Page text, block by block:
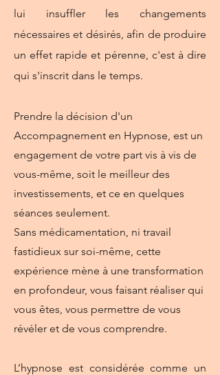
lui insufflerles changements
nécessaires et désirés, afin de produire
un effet rapide et pérenne, c'est à dire
qui s'inscrit dans le temps.
Prendre la décision d'un
Accompagnement en Hypnose, est un
engagement de votre part vis à vis de
vous-même, soit le meilleur des
investissements, et ce en quelques
séances seulement.
Sans médicamentation, ni travail
fastidieux sur soi-même, cette
expérience mène à une transformation
en profondeur, vous faisant réaliser qui
vous êtes, vous permettre de vous
révéler et de vous comprendre.
L’hypnose est considérée comme un